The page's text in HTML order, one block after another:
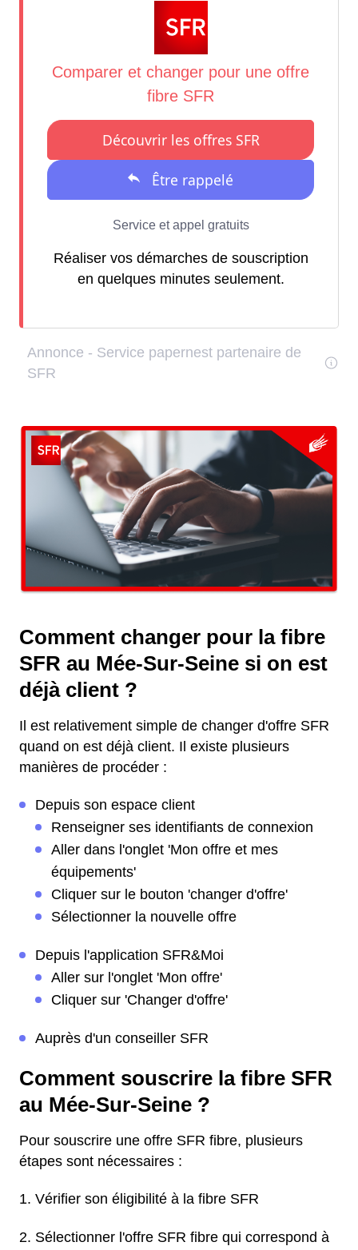
Réaliser vos démarches de souscription
en quelques minutes seulement.
Comment changer pour la fibre
SFR au Mée-Sur-Seine si on est
déjà client ?
Il est relativement simple de changer d'offre SFR
quand on est déjà client. Il existe plusieurs
manières de procéder :
Depuis son espace client
Renseigner ses identifiants de connexion
Aller dans l'onglet 'Mon offre et mes
équipements'
Cliquer sur le bouton 'changer d'offre'
Sélectionner la nouvelle offre
Depuis l'application SFR&Moi
Aller sur l'onglet 'Mon offre'
Cliquer sur 'Changer d'offre'
Auprès d'un conseiller SFR
Comment souscrire la fibre SFR
au Mée-Sur-Seine ?
Pour souscrire une offre SFR fibre, plusieurs
étapes sont nécessaires :
Vérifier son éligibilité à la fibre SFR
Sélectionner l'offre SFR fibre qui correspond à